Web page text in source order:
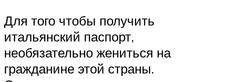
Для того чтобы получить
итальянский паспорт,
необязательно жениться на
гражданине этой страны.